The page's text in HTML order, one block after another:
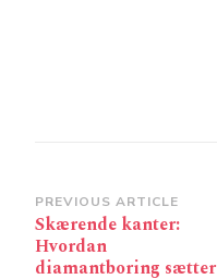
Post
Navigation
PREVIOUS ARTICLE
Skærende kanter:
Hvordan
diamantboring sætter